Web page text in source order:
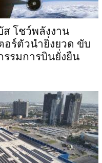
โชว์พลังงาน
อร์ตัวนำยิ่งยวด ขับ
รมการบินยั่งยืน